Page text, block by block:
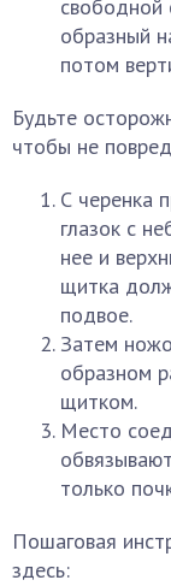
свободной
образный
потом
Будьте
чтобы не
С черенка
глазок с
нее и
щитка
подвое.
Затем
образном
щитком.
Место
только
Пошаговая
здесь: